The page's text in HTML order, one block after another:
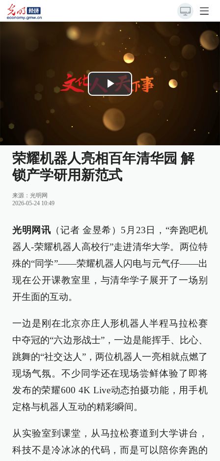
Play
Video
荣耀机器人亮相百年清华园 解
锁产学研用新范式
来源： 光明网
2026-05-24 10:49
光明网讯 （记者 金昱希）5月23日，“奔跑吧机
器人-荣耀机器人高校行”走进清华大学。两位特
殊的“同学”——荣耀机器人闪电与元气仔——出
现在公开课教室里，与清华学子展开了一场别
开生面的互动。
一边是刚在北京亦庄人形机器人半程马拉松赛
中夺冠的“六边形战士”，一边是能挥手、比心、
跳舞的“社交达人”，两位机器人一亮相就点燃了
现场气氛。不少同学还在现场尝鲜体验了即将
发布的荣耀600 4K Live动态拍摄功能，用手机
定格与机器人互动的精彩瞬间。
从实验室到课堂，从马拉松赛道到大学讲台，
科技不是冷冰冰的代码，而是可以陪你奔跑的